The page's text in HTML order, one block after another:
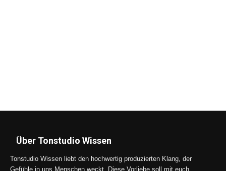
Über Tonstudio Wissen
Tonstudio Wissen liebt den hochwertig produzierten Klang, der
Gefühle in uns Menschen weckt. Diese Vorliebe soll mit euch